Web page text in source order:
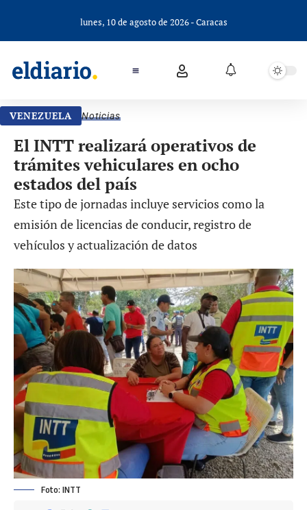
lunes, 10 de agosto de 2026 - Caracas
VENEZUELA Noticias
El INTT realizará operativos de
trámites vehiculares en ocho
estados del país
Este tipo de jornadas incluye servicios como la
emisión de licencias de conducir, registro de
vehículos y actualización de datos
Foto: INTT